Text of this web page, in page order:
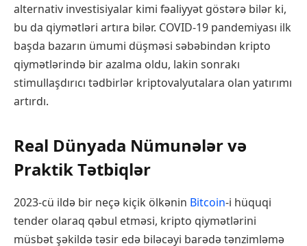
alternativ investisiyalar kimi fəaliyyət göstərə bilər ki,
bu da qiymətləri artıra bilər. COVID-19 pandemiyası ilk
başda bazarın ümumi düşməsi səbəbindən kripto
qiymətlərində bir azalma oldu, lakin sonrakı
stimullaşdırıcı tədbirlər kriptovalyutalara olan yatırımı
artırdı.
Real Dünyada Nümunələr və
Praktik Tətbiqlər
2023-cü ildə bir neçə kiçik ölkənin Bitcoin-i hüquqi
tender olaraq qəbul etməsi, kripto qiymətlərini
müsbət şəkildə təsir edə biləcəyi barədə tənzimləmə